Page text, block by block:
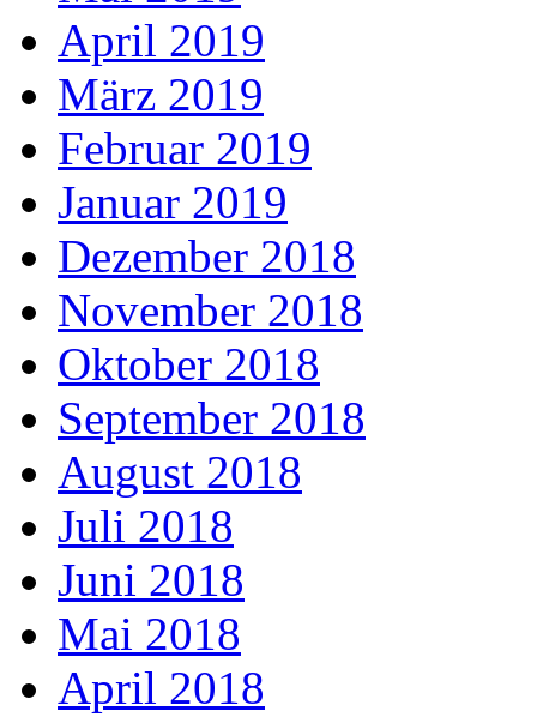
April 2019
März 2019
Februar 2019
Januar 2019
Dezember 2018
November 2018
Oktober 2018
September 2018
August 2018
Juli 2018
Juni 2018
Mai 2018
April 2018